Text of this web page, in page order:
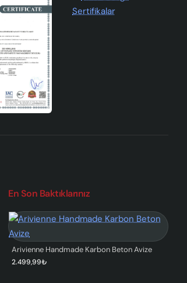
En Son Baktıklarınız
Arivienne Handmade Karbon Beton Avize
2.499,99₺